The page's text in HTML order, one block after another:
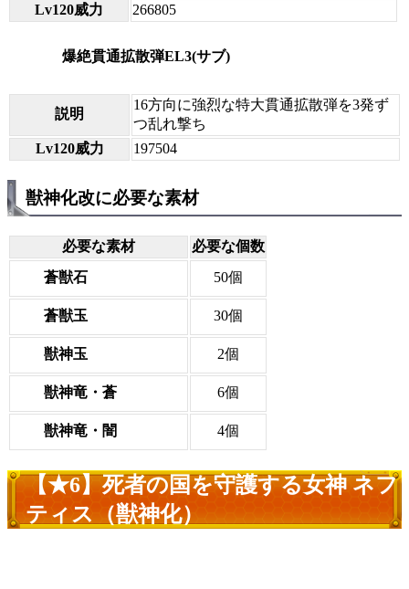
Lv120威力
266805
爆絶貫通拡散弾EL3(サブ)
説明
16方向に強烈な特大貫通拡散弾を3発ず
つ乱れ撃ち
Lv120威力
197504
獣神化改に必要な素材
必要な素材
必要な個数
蒼獣石
50個
蒼獣玉 30個
獣神玉 2個
獣神竜・蒼 6個
獣神竜・闇 4個
【★6】死者の国を守護する女神 ネフ
ティス（獣神化）